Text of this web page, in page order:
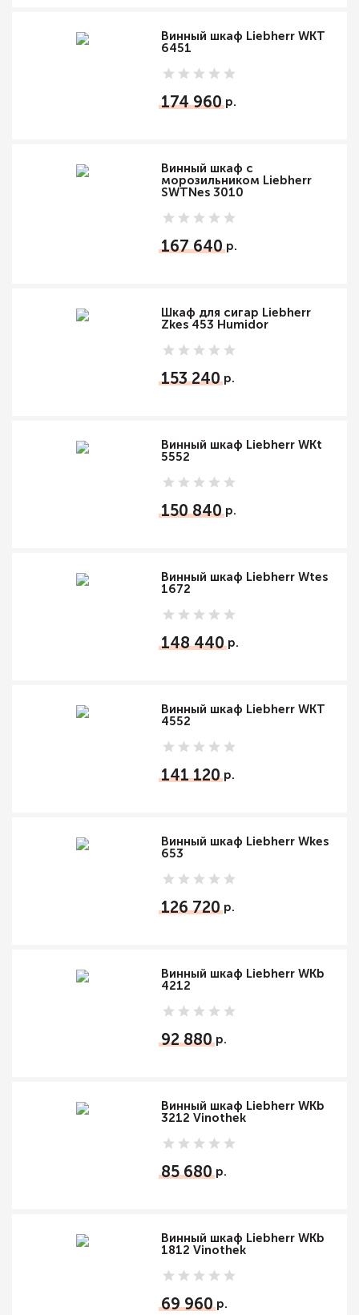
Винный шкаф Liebherr WKT
6451
174 960
Винный шкаф с
морозильником Liebherr
SWTNes 3010
167 640
Шкаф для сигар Liebherr
Zkes 453 Humidor
153 240
Винный шкаф Liebherr WKt
5552
150 840
Винный шкаф Liebherr Wtes
1672
148 440
Винный шкаф Liebherr WKT
4552
141 120
Винный шкаф Liebherr Wkes
653
126 720
Винный шкаф Liebherr WKb
4212
92 880
Винный шкаф Liebherr WKb
3212 Vinothek
85 680
Винный шкаф Liebherr WKb
1812 Vinothek
69 960